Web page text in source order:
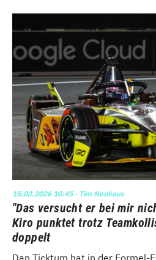
15.02.2026 10:45· Tim Neuhaus
"Das versucht er bei mir
Kiro punktet trotz
doppelt